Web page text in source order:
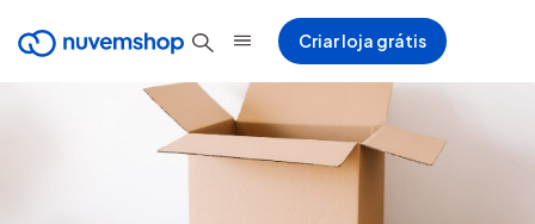
Criar loja grátis